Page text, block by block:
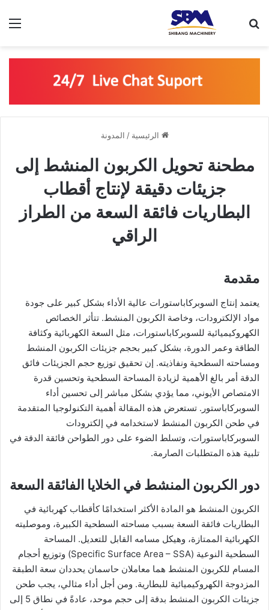
الرئيسية / المدونة
مطحنة تحويل الكربون المنشط إلى
جزيئات دقيقة لإنتاج أقطاب
البطاريات فائقة السعة من الطراز
الراقي
مقدمة
يعتمد إنتاج السوبركاباستورات عالية الأداء بشكل كبير على جودة
مواد الإلكترودات، وخاصة الكربون المنشط. تتأثر الخصائص
الكهروكيميائية للسوبركاباستورات، مثل السعة الكهربائية وكثافة
الطاقة وعمر الدورة، بشكل كبير بحجم جزيئات الكربون المنشط
ومساحته السطحية ونفاذيته. إن تحقيق توزيع حجم الجزيئات فائق
الدقة أمر بالغ الأهمية لزيادة المساحة السطحية وتحسين قدرة
الامتصاص الأيوني، مما يؤدي بشكل مباشر إلى تحسين أداء
السوبركاباستور. تستعرض هذه المقالة أهمية التكنولوجيا المتقدمة
في طحن الكربون المنشط لاستخدامه في إلكترودات
السوبركاباستورات، وتسلط الضوء على دور الطواحن فائقة الدقة في
تلبية هذه المتطلبات الصارمة.
دور الكربون المنشط في الخلايا الفائقة السعة
الكربون المنشط هو المادة الأكثر استخدامًا كأقطاب كهربائية في
البطاريات فائقة السعة بسبب مساحته السطحية الكبيرة، وموصليته
الكهربائية الممتازة، وهيكل مسامه القابل للتعديل. المساحة
السطحية النوعية (Specific Surface Area – SSA) وتوزيع أحجام
المسام للكربون المنشط هما معاملان حاسمان يحددان سعة الطبقة
المزدوجة الكهروكيميائية للبطارية. ومن أجل أداء مثالي، يجب طحن
جزيئات الكربون المنشط بدقة إلى حجم موحد، عادةً في نطاق 5 إلى